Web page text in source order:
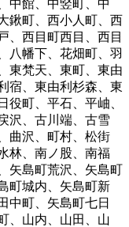
中館 中竪町
中
鍬町 西小人町
西
西目町西目
西目
八幡下 花畑町
羽
東梵天 東町
東由
宿 東由利杉森
東
日役町 平石 平岫
沢 古川端
古雪
曲沢 町村
松街
林 南ノ股
南福
矢島町荒沢
矢島町
町城内
矢島町新
中町
矢島町七日
山内 山田
山